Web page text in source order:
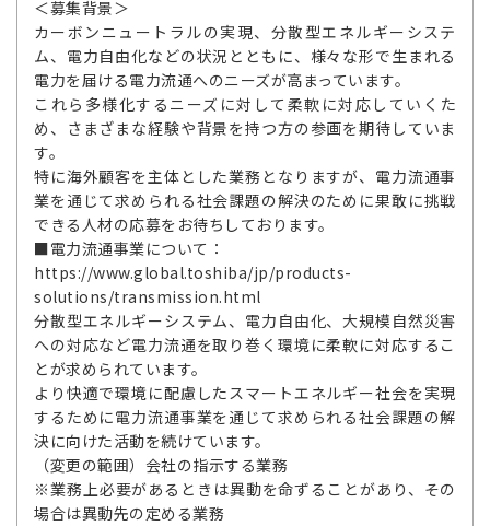
＜募集背景＞
カーボンニュートラルの実現、分散型エネルギーシステ
ム、電力自由化などの状況とともに、様々な形で生まれる
電力を届ける電力流通へのニーズが高まっています。
これら多様化するニーズに対して柔軟に対応していくた
め、さまざまな経験や背景を持つ方の参画を期待していま
す。
特に海外顧客を主体とした業務となりますが、電力流通事
業を通じて求められる社会課題の解決のために果敢に挑戦
できる人材の応募をお待ちしております。
■電力流通事業について：
https://www.global.toshiba/jp/products-
solutions/transmission.html
分散型エネルギーシステム、電力自由化、大規模自然災害
への対応など電力流通を取り巻く環境に柔軟に対応するこ
とが求められています。
より快適で環境に配慮したスマートエネルギー社会を実現
するために電力流通事業を通じて求められる社会課題の解
決に向けた活動を続けています。
（変更の範囲）会社の指示する業務
※業務上必要があるときは異動を命ずることがあり、その
場合は異動先の定める業務